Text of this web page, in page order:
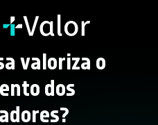
valoriza o
dos